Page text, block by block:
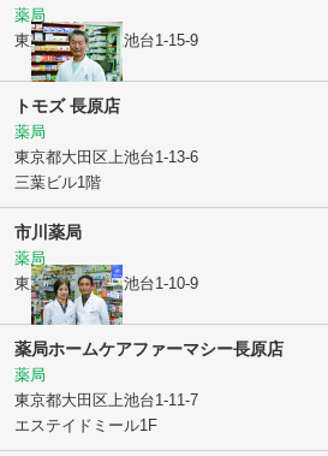
薬局
東京都大田区上池台1-15-9
トモズ 長原店
薬局
東京都大田区 上池台1-13-6
三葉ビル1階
市川薬局
薬局
東京都大田区上池台1-10-9
薬局ホームケアファーマシー長原店
薬局
東京都大田区 上池台1-11-7
エステイドミール1F